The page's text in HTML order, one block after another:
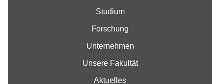
Studium
Forschung
Unternehmen
Unsere Fakultät
Aktuelles